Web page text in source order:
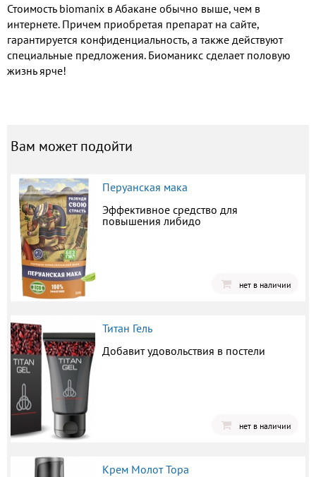
Стоимость biomanix в Абакане обычно выше, чем в
интернете. Причем приобретая препарат на сайте,
гарантируется конфиденциальность, а также действуют
специальные предложения. Биоманикс сделает половую
жизнь ярче!
Вам может подойти
Перуанская мака
Эффективное средство для
повышения либидо
нет в наличии
Титан Гель
Добавит удовольствия в постели
нет в наличии
Крем Молот Тора